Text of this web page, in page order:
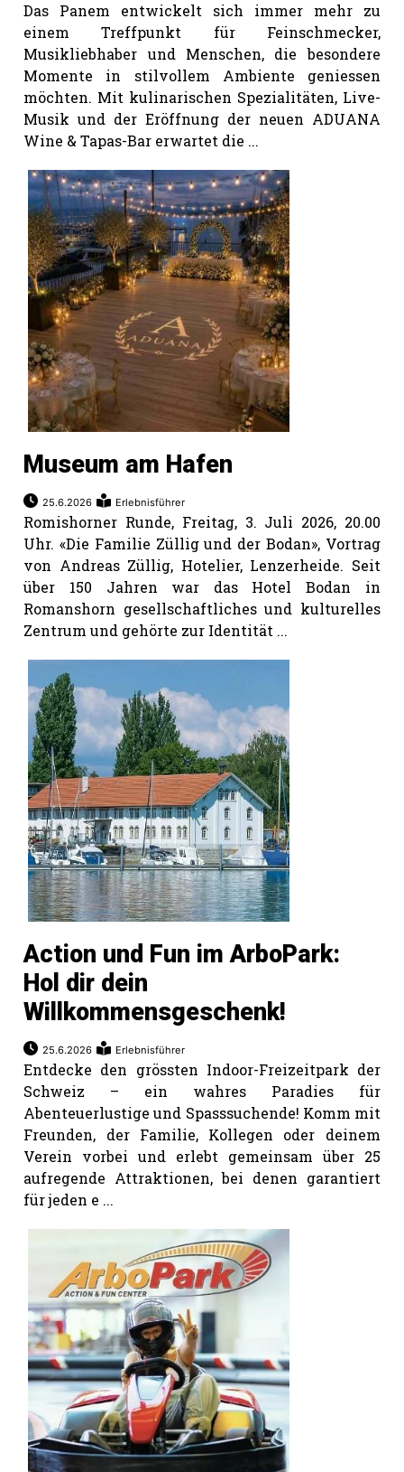
Das Panem entwickelt sich immer mehr zu
einem Treffpunkt für Feinschmecker,
Musikliebhaber und Menschen, die besondere
Momente in stilvollem Ambiente geniessen
möchten. Mit kulinarischen Spezialitäten, Live-
Musik und der Eröffnung der neuen ADUANA
Wine & Tapas-Bar erwartet die ...
Museum am Hafen
25.6.2026 Erlebnisführer
Romishorner Runde, Freitag, 3. Juli 2026, 20.00
Uhr. «Die Familie Züllig und der Bodan», Vortrag
von Andreas Züllig, Hotelier, Lenzerheide. Seit
über 150 Jahren war das Hotel Bodan in
Romanshorn gesellschaftliches und kulturelles
Zentrum und gehörte zur Identität ...
Action und Fun im ArboPark:
Hol dir dein
Willkommensgeschenk!
25.6.2026 Erlebnisführer
Entdecke den grössten Indoor-Freizeitpark der
Schweiz – ein wahres Paradies für
Abenteuerlustige und Spasssuchende! Komm mit
Freunden, der Familie, Kollegen oder deinem
Verein vorbei und erlebt gemeinsam über 25
aufregende Attraktionen, bei denen garantiert
für jeden e ...